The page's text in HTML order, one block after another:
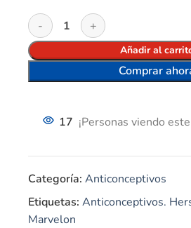
Añadir al
Comprar
17 ¡Personas viendo
Categoría: Anticonceptivos
Etiquetas: Anticonceptivos.
Marvelon